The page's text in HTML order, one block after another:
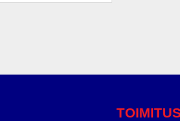
TOIMITUS